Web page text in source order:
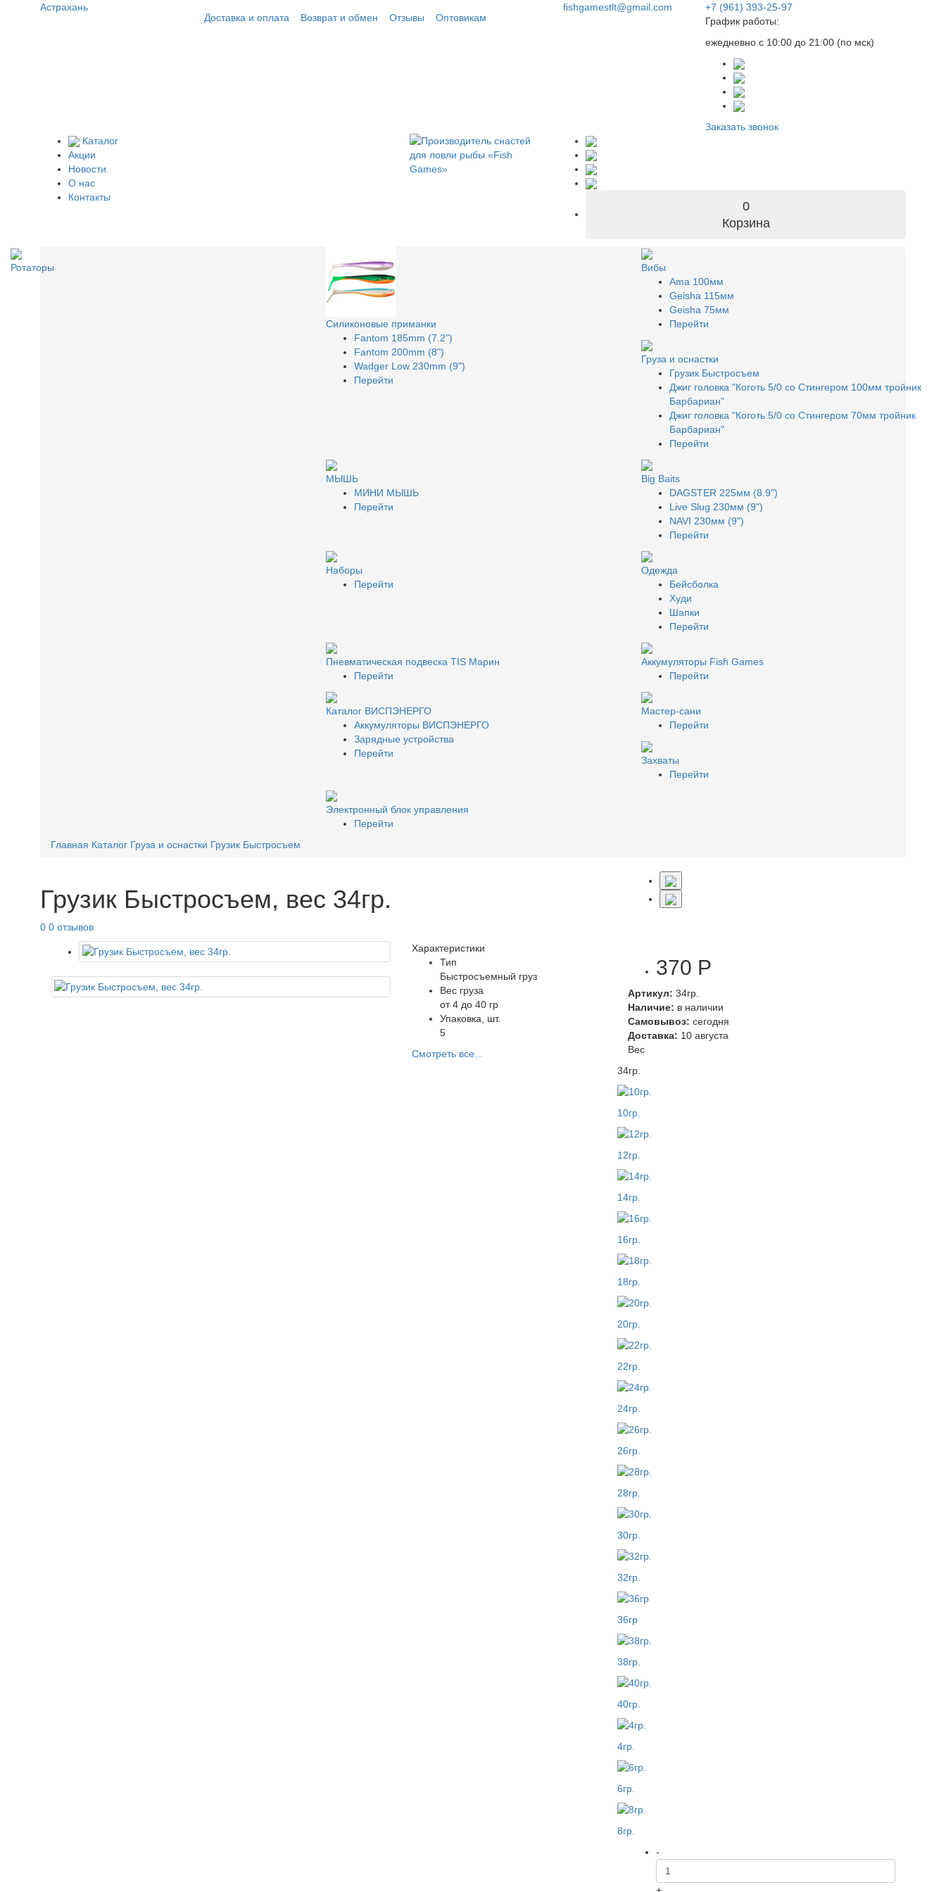
Астрахань
Доставка и оплата
Возврат и обмен Отзывы Оптовикам
fishgamestlt@gmail.com
+7 (961) 393-25-97
График работы:
ежедневно с 10:00 до 21:00 (по мск)
Заказать звонок
Каталог
Акции
Новости
О нас
Контакты
0
Корзина
Ротаторы
Силиконовые приманки
Fantom 185mm (7.2")
Fantom 200mm (8")
Wadger Low 230mm (9")
Перейти
Вибы
Ama 100мм
Geisha 115мм
Geisha 75мм
Перейти
Груза и оснастки
Грузик Быстросъем
Джиг головка "Коготь 5/0 со Стингером 100мм тройник
Барбариан"
Джиг головка "Коготь 5/0 со Стингером 70мм тройник
Барбариан"
Перейти
МЫШЬ
МИНИ МЫШЬ
Перейти
Big Baits
DAGSTER 225мм (8.9")
Live Slug 230мм (9")
NAVI 230мм (9")
Перейти
Наборы
Перейти
Одежда
Бейсболка
Худи
Шапки
Перейти
Пневматическая подвеска TIS Марин
Перейти
Аккумуляторы Fish Games
Перейти
Каталог ВИСПЭНЕРГО
Аккумуляторы ВИСПЭНЕРГО
Зарядные устройства
Перейти
Мастер-сани
Перейти
Захваты
Перейти
Электронный блок управления
Перейти
Главная Каталог Груза и оснастки Грузик Быстросъем
Грузик Быстросъем, вес 34гр.
0 0 отзывов
Характеристики
Тип
Быстросъемный груз
Вес груза
от 4 до 40 гр
Упаковка, шт.
5
Смотреть все...
370 Р
Артикул: 34гр.
Наличие: в наличии
Самовывоз: сегодня
Доставка: 10 августа
Вес
34гр.
10гр.
12гр.
14гр.
16гр.
18гр.
20гр.
22гр.
24гр.
26гр.
28гр.
30гр.
32гр.
36гр
38гр.
40гр.
4гр.
6гр.
8гр.
-